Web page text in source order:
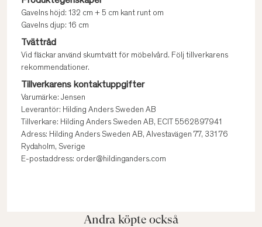
Gavelns höjd: 132 cm + 5 cm kant runt om
Gavelns djup: 16 cm
Tvättråd
Vid fläckar använd skumtvätt för möbelvård. Följ tillverkarens
rekommendationer.
Tillverkarens kontaktuppgifter
Varumärke: Jensen
Leverantör: Hilding Anders Sweden AB
Tillverkare: Hilding Anders Sweden AB, ECIT 5562897941
Adress: Hilding Anders Sweden AB, Alvestavägen 77, 331 76
Rydaholm, Sverige
E-postaddress: order@hildinganders.com
Andra köpte också